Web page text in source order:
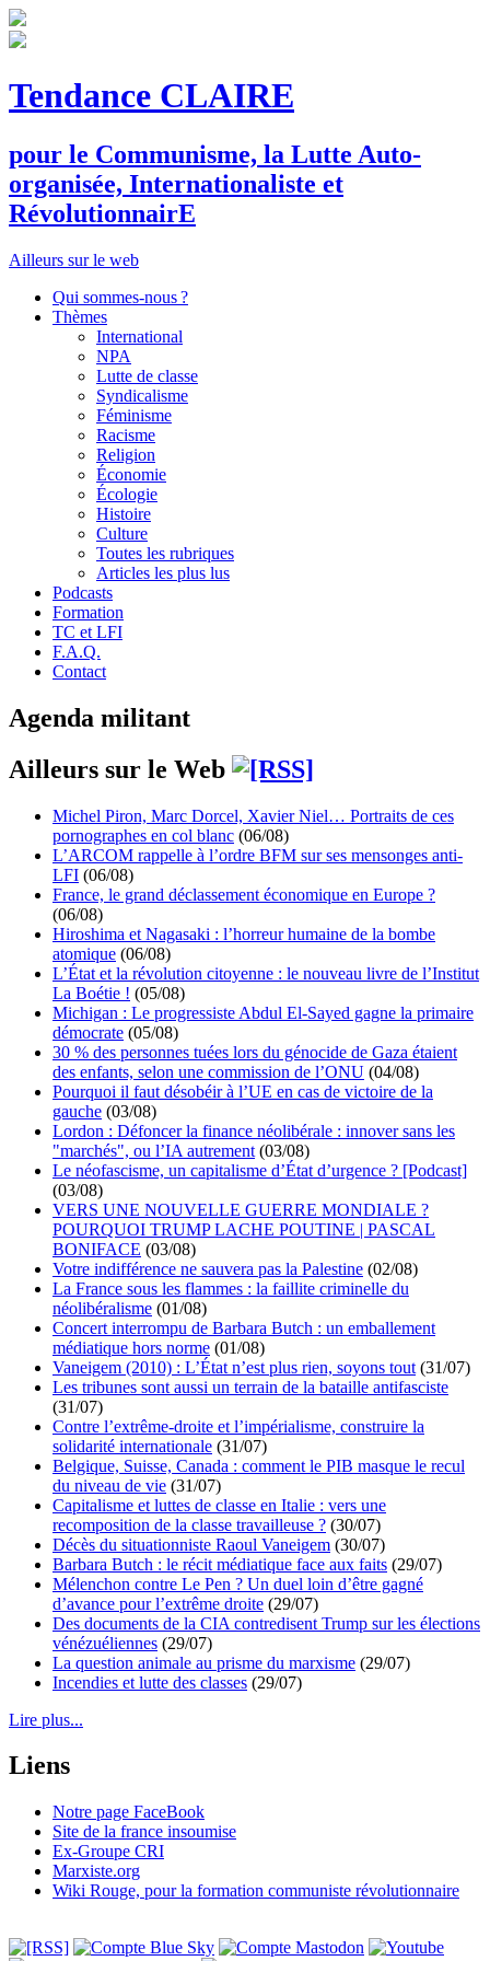
Tendance CLAIRE
pour le Communisme, la Lutte Auto-
organisée, Internationaliste et
RévolutionnairE
Ailleurs sur le web
Qui sommes-nous ?
Thèmes
International
NPA
Lutte de classe
Syndicalisme
Féminisme
Racisme
Religion
Économie
Écologie
Histoire
Culture
Toutes les rubriques
Articles les plus lus
Podcasts
Formation
TC et LFI
F.A.Q.
Contact
Agenda militant
Ailleurs sur le Web
Michel Piron, Marc Dorcel, Xavier Niel… Portraits de ces
pornographes en col blanc (06/08)
L’ARCOM rappelle à l’ordre BFM sur ses mensonges anti-
LFI (06/08)
France, le grand déclassement économique en Europe ?
(06/08)
Hiroshima et Nagasaki : l’horreur humaine de la bombe
atomique (06/08)
L’État et la révolution citoyenne : le nouveau livre de l’Institut
La Boétie ! (05/08)
Michigan : Le progressiste Abdul El-Sayed gagne la primaire
démocrate (05/08)
30 % des personnes tuées lors du génocide de Gaza étaient
des enfants, selon une commission de l’ONU (04/08)
Pourquoi il faut désobéir à l’UE en cas de victoire de la
gauche (03/08)
Lordon : Défoncer la finance néolibérale : innover sans les
"marchés", ou l’IA autrement (03/08)
Le néofascisme, un capitalisme d’État d’urgence ? [Podcast]
(03/08)
VERS UNE NOUVELLE GUERRE MONDIALE ?
POURQUOI TRUMP LACHE POUTINE | PASCAL
BONIFACE (03/08)
Votre indifférence ne sauvera pas la Palestine (02/08)
La France sous les flammes : la faillite criminelle du
néolibéralisme (01/08)
Concert interrompu de Barbara Butch : un emballement
médiatique hors norme (01/08)
Vaneigem (2010) : L’État n’est plus rien, soyons tout (31/07)
Les tribunes sont aussi un terrain de la bataille antifasciste
(31/07)
Contre l’extrême-droite et l’impérialisme, construire la
solidarité internationale (31/07)
Belgique, Suisse, Canada : comment le PIB masque le recul
du niveau de vie (31/07)
Capitalisme et luttes de classe en Italie : vers une
recomposition de la classe travailleuse ? (30/07)
Décès du situationniste Raoul Vaneigem (30/07)
Barbara Butch : le récit médiatique face aux faits (29/07)
Mélenchon contre Le Pen ? Un duel loin d’être gagné
d’avance pour l’extrême droite (29/07)
Des documents de la CIA contredisent Trump sur les élections
vénézuéliennes (29/07)
La question animale au prisme du marxisme (29/07)
Incendies et lutte des classes (29/07)
Lire plus...
Liens
Notre page FaceBook
Site de la france insoumise
Ex-Groupe CRI
Marxiste.org
Wiki Rouge, pour la formation communiste révolutionnaire